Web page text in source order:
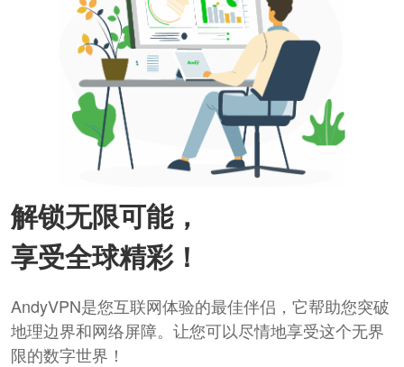
解锁无限可能，
享受全球精彩！
AndyVPN是您互联网体验的最佳伴侣，它帮助您突破
地理边界和网络屏障。让您可以尽情地享受这个无界
限的数字世界！